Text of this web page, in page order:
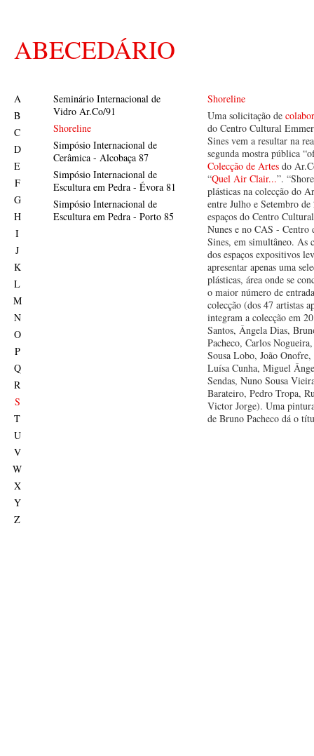
ABECEDÁRIO
A
B
C
D
E
F
G
H
I
J
K
L
M
N
O
P
Q
R
S
T
U
V
W
X
Y
Z
Seminário Internacional de
Vidro Ar.Co/91
Shoreline
Simpósio Internacional de
Cerâmica - Alcobaça 87
Simpósio Internacional de
Escultura em Pedra - Évora 81
Simpósio Internacional de
Escultura em Pedra - Porto 85
Shoreline
Uma solicitação de
do Centro Cultural
Sines vem a resultar na
segunda mostra pública
Colecção de Artes do
“Quel Air Clair...”.
plásticas na colecção do
entre Julho e Setembro de
espaços do Centro
Nunes e no CAS - Centro
Sines, em simultâneo. As
dos espaços expositivos
apresentar apenas uma
plásticas, área onde se
o maior número de
colecção (dos 47 artistas
integram a colecção em
Santos, Ângela Dias,
Pacheco, Carlos
Sousa Lobo, João
Luísa Cunha, Miguel
Sendas, Nuno Sousa
Barateiro, Pedro Tropa,
Victor Jorge). Uma
de Bruno Pacheco dá o